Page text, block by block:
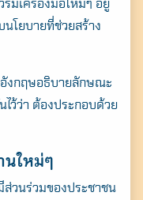
มีเครื่องมือใหม่ๆ อยู่
นโยบายที่ช่วยสร้าง
งกฤษอธิบายลักษณะ
ว้ว่า ต้องประกอบด้วย
นใหม่ๆ
ส่วนร่วมของประชาชน